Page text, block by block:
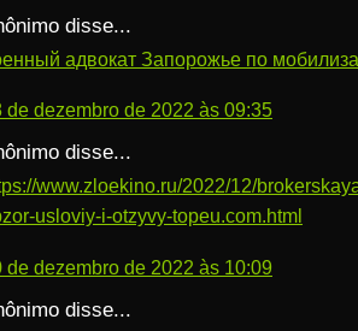
disse...
адвокат Запорожье по
de dezembro de 2022 às 09:35
disse...
www.zloekino.ru/2022/12/
usloviy-i-otzyvy-topeu.com.html
de dezembro de 2022 às 10:09
disse...